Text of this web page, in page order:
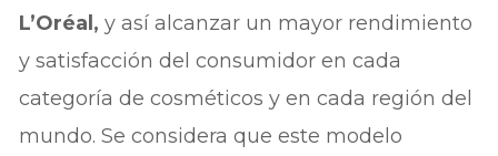
L’Oréal, y así alcanzar un mayor rendimiento
y satisfacción del consumidor en cada
categoría de cosméticos y en cada región del
mundo. Se considera que este modelo